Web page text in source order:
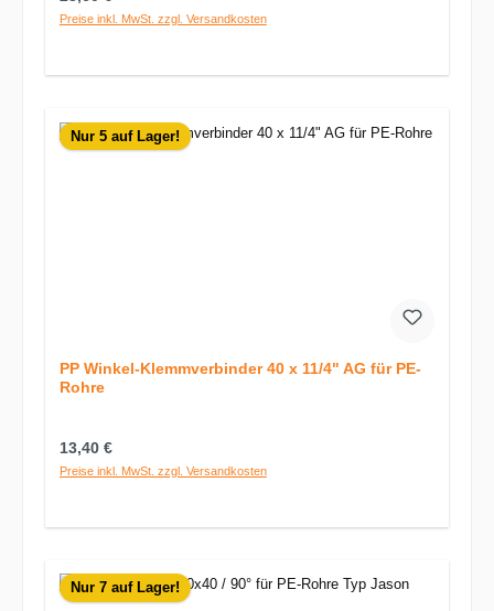
Preise inkl. MwSt. zzgl. Versandkosten
Nur 5 auf Lager!
PP Winkel-Klemmverbinder 40 x 11/4" AG für PE-
Rohre
Regulärer Preis:
13,40 €
Preise inkl. MwSt. zzgl. Versandkosten
Nur 7 auf Lager!